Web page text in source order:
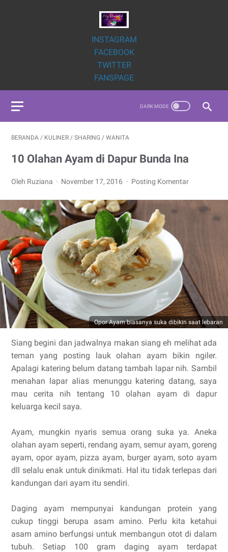
INSTAGRAM
FACEBOOK
TWITTER
FANSPAGE
BERANDA / KULINER / SHARING / WANITA
10 Olahan Ayam di Dapur Bunda Ina
Oleh Ruziana November 17, 2016 Posting Komentar
Opor Ayam biasanya suka dibikin saat lebaran
Siang begini dan jadwalnya makan siang eh melihat ada
teman yang posting lauk olahan ayam bikin ngiler.
Apalagi katering belum datang tambah lapar nih. Sambil
menahan lapar alias menunggu katering datang, saya
mau cerita nih tentang 10 olahan ayam di dapur
keluarga kecil saya.
Ayam, mungkin nyaris semua orang suka ya. Aneka
olahan ayam seperti, rendang ayam, semur ayam, goreng
ayam, opor ayam, pizza ayam, burger ayam, soto ayam
dll selalu enak untuk dinikmati. Hal itu tidak terlepas dari
kandungan dari ayam itu sendiri.
Daging ayam mempunyai kandungan protein yang
cukup tinggi berupa asam amino. Perlu kita ketahui
asam amino berfungsi untuk membangun otot di dalam
tubuh. Setiap 100 gram daging ayam terdapat